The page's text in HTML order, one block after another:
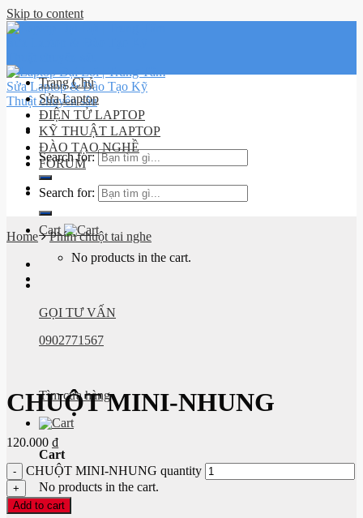
Skip to content
Search for:
Lịch sử
Cart
No products in the cart.
GỌI TƯ VẤN
0902771567
Tìm cửa hàng
Cart
No products in the cart.
Trang Chủ
Sửa Laptop
ĐIỆN TỬ LAPTOP
KỸ THUẬT LAPTOP
ĐÀO TẠO NGHỀ
FORUM
Search for:
Home Phím chuột tai nghe
CHUỘT MINI-NHUNG
120.000 ₫
CHUỘT MINI-NHUNG quantity
Add to cart